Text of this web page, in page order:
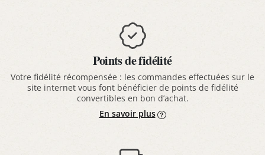
Points de fidélité
Votre fidélité récompensée : les commandes effectuées sur le
site internet vous font bénéficier de points de fidélité
convertibles en bon d’achat.
En savoir plus